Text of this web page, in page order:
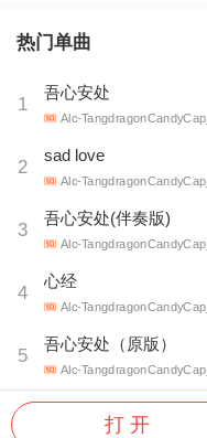
热门单曲
1
吾心安处
Alc-
2
sad love
Alc-
3
吾心安处(伴奏版)
Alc-
4
心经
Alc-
5
吾心安处（原版）
Alc-
打 开